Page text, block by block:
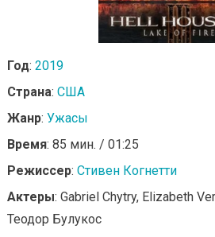
Год: 2019
Страна: США
Жанр: Ужасы
Время: 85 мин. / 01:25
Режиссер: Стивен Когнетти
Актеры: Gabriel Chytry, Elizabeth
Теодор Булукос